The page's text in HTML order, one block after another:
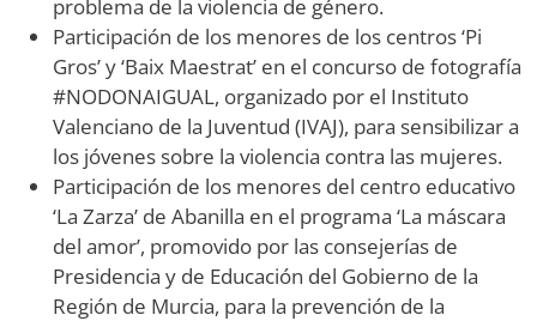
problema de la violencia de género.
Participación de los menores de los centros ‘Pi
Gros’ y ‘Baix Maestrat’ en el concurso de fotografía
#NODONAIGUAL, organizado por el Instituto
Valenciano de la Juventud (IVAJ), para sensibilizar a
los jóvenes sobre la violencia contra las mujeres.
Participación de los menores del centro educativo
‘La Zarza’ de Abanilla en el programa ‘La máscara
del amor’, promovido por las consejerías de
Presidencia y de Educación del Gobierno de la
Región de Murcia, para la prevención de la